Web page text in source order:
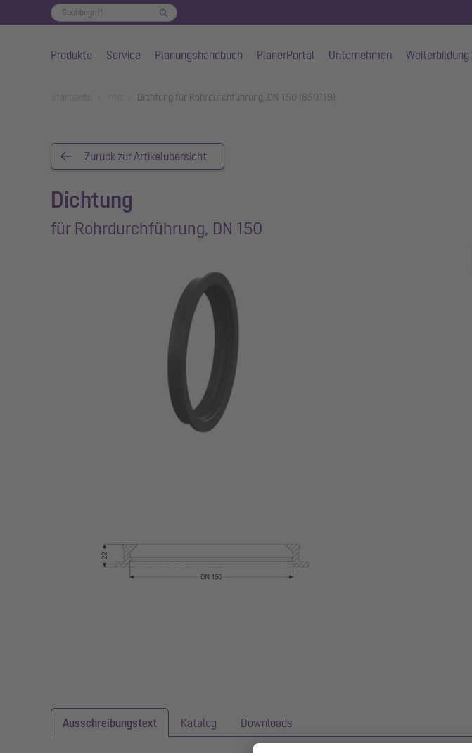
Produkte Service Planungshandbuch PlanerPortal Unternehmen Weiterbildung
Dichtung für Rohrdurchführung, DN 150 (850119)
Zurück zur Artikelübersicht
Dichtung
für Rohrdurchführung, DN 150
Ausschreibungstext Katalog Downloads